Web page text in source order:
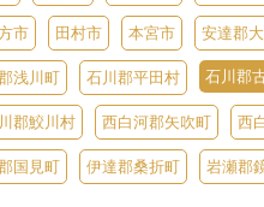
市 田村市 本宮市 安達郡
浅川町 石川郡平田村 石川郡
郡鮫川村 西白河郡矢吹町 西
国見町 伊達郡桑折町 岩瀬郡